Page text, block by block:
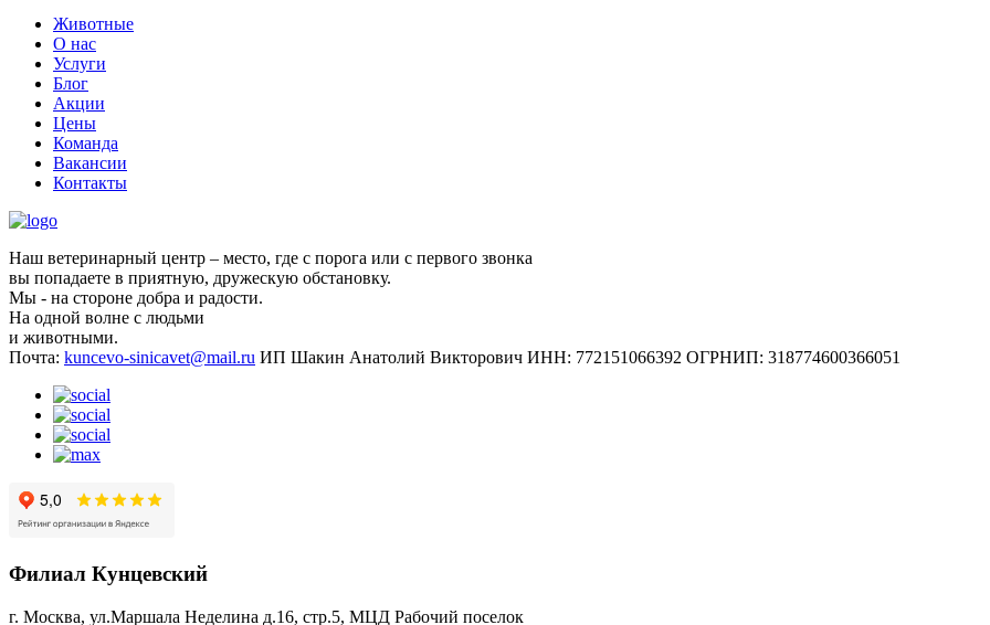
Животные
О нас
Услуги
Блог
Акции
Цены
Команда
Вакансии
Контакты
Наш ветеринарный центр – место, где с порога или с первого звонка
вы попадаете в приятную, дружескую обстановку.
Мы - на стороне добра и радости.
На одной волне с людьми
и животными.
Почта: kuncevo-sinicavet@mail.ru ИП Шакин Анатолий Викторович ИНН: 772151066392 ОГРНИП: 318774600366051
Филиал Кунцевский
г. Москва, ул.Маршала Неделина д.16, стр.5, МЦД Рабочий поселок